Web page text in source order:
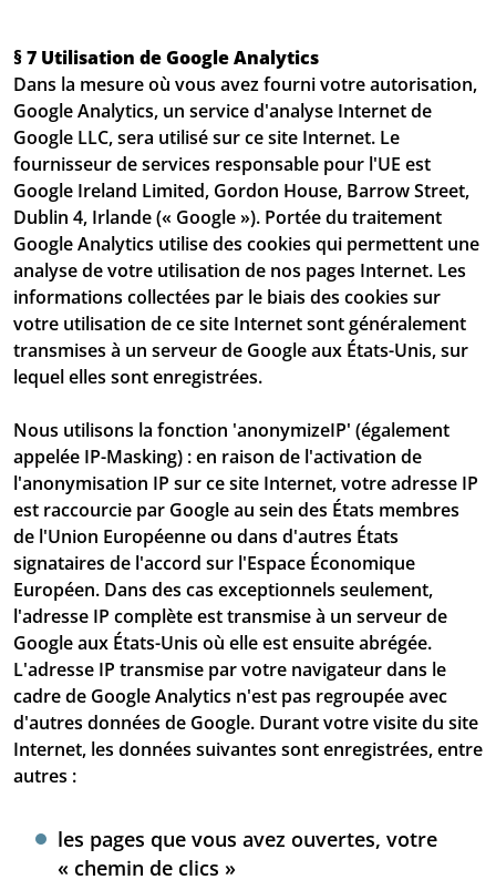
§ 7 Utilisation de Google Analytics
Dans la mesure où vous avez fourni votre autorisation,
Google Analytics, un service d'analyse Internet de
Google LLC, sera utilisé sur ce site Internet. Le
fournisseur de services responsable pour l'UE est
Google Ireland Limited, Gordon House, Barrow Street,
Dublin 4, Irlande (« Google »). Portée du traitement
Google Analytics utilise des cookies qui permettent une
analyse de votre utilisation de nos pages Internet. Les
informations collectées par le biais des cookies sur
votre utilisation de ce site Internet sont généralement
transmises à un serveur de Google aux États-Unis, sur
lequel elles sont enregistrées.
Nous utilisons la fonction 'anonymizeIP' (également
appelée IP-Masking) : en raison de l'activation de
l'anonymisation IP sur ce site Internet, votre adresse IP
est raccourcie par Google au sein des États membres
de l'Union Européenne ou dans d'autres États
signataires de l'accord sur l'Espace Économique
Européen. Dans des cas exceptionnels seulement,
l'adresse IP complète est transmise à un serveur de
Google aux États-Unis où elle est ensuite abrégée.
L'adresse IP transmise par votre navigateur dans le
cadre de Google Analytics n'est pas regroupée avec
d'autres données de Google. Durant votre visite du site
Internet, les données suivantes sont enregistrées, entre
autres :
les pages que vous avez ouvertes, votre
« chemin de clics »